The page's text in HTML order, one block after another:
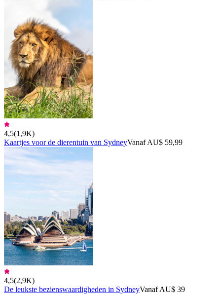
4,5(1,9K)
Kaartjes voor de dierentuin van SydneyVanaf AU$ 59,99
4,5(2,9K)
De leukste bezienswaardigheden in SydneyVanaf AU$ 39